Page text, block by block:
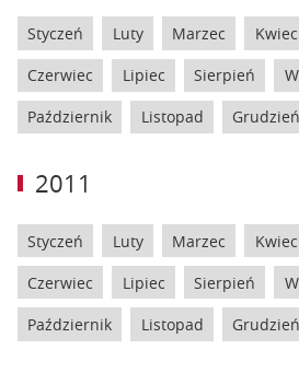
Styczeń Luty Marzec
Czerwiec Lipiec Sierpień
Październik Listopad Grudzień
2011
Styczeń Luty Marzec
Czerwiec Lipiec Sierpień
Październik Listopad Grudzień